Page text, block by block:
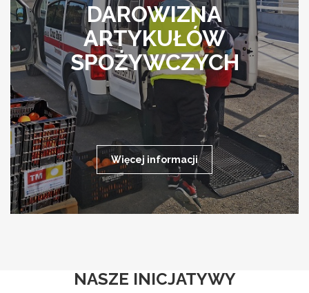
DAROWIZNA
ARTYKUŁÓW
SPOŻYWCZYCH
Więcej informacji
NASZE INICJATYWY